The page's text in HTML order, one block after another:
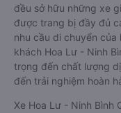
đều sở hữu những xe
được trang bị đầy đủ
nhu cầu di chuyển
khách Hoa Lư - Ninh
trọng đến chất lượng
đến trải nghiệm hoàn
Xe Hoa Lư - Ninh Bình